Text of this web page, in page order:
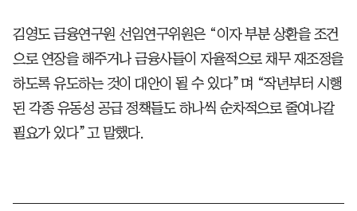
김영도 금융연구원 선임연구위원은 “이자 부분 상환을 조건
으로 연장을 해주거나 금융사들이 자율적으로 채무 재조정을
하도록 유도하는 것이 대안이 될 수 있다”며 “작년부터 시행
된 각종 유동성 공급 정책들도 하나씩 순차적으로 줄여나갈
필요가 있다”고 말했다.